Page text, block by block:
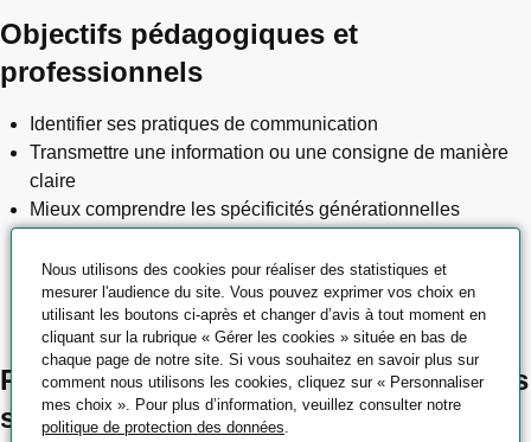
Objectifs pédagogiques et
professionnels
Identifier ses pratiques de communication
Transmettre une information ou une consigne de manière
claire
Mieux comprendre les spécificités générationnelles
Permettre aux différentes générations de mieux se
comprendre afin de mieux communiquer et faire de leurs
différences des atouts
Places disponibles sur nos prochaines
sessions
Nous utilisons des cookies pour réaliser des statistiques et
mesurer l'audience du site. Vous pouvez exprimer vos choix en
utilisant les boutons ci-après et changer d’avis à tout moment en
cliquant sur la rubrique « Gérer les cookies » située en bas de
chaque page de notre site. Si vous souhaitez en savoir plus sur
comment nous utilisons les cookies, cliquez sur « Personnaliser
mes choix ». Pour plus d’information, veuillez consulter notre
politique de protection des données.